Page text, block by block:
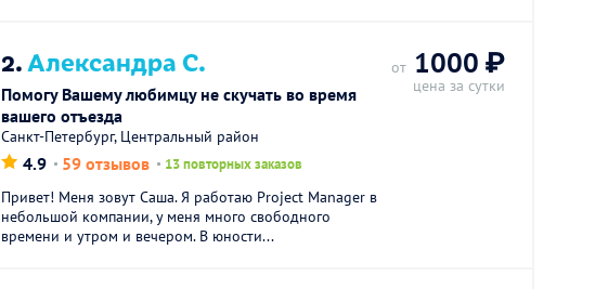
2.Александра С.
Помогу Вашему любимцу не скучать во время
вашего отъезда
Санкт-Петербург, Центральный район
4.9 59 отзывов 13 повторных заказов
Привет! Меня зовут Саша. Я работаю Project Manager в
небольшой компании, у меня много свободного
времени и утром и вечером. В юности...
от 1000 ₽
цена за сутки